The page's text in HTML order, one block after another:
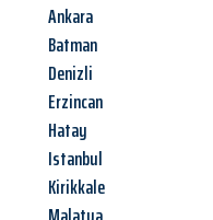
Ankara
Batman
Denizli
Erzincan
Hatay
Istanbul
Kirikkale